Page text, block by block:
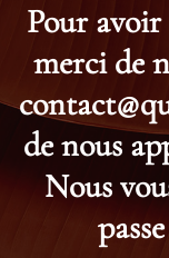
Pour avoir
merci de
de nous
Nous